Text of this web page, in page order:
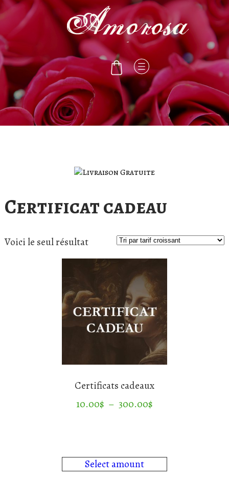
-
Certificat cadeau
Voici le seul résultat
Certificats cadeaux
10.00$ – 300.00$Plage
à
300.00$
Select amount